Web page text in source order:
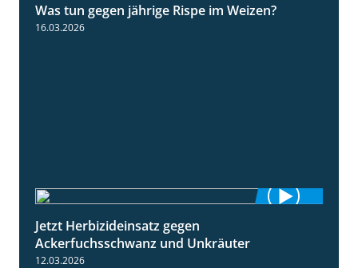
1:15
Was tun gegen jährige Rispe im Weizen?
16.03.2026
Jetzt Herbizideinsatz gegen
Ackerfuchsschwanz und Unkräuter
12.03.2026